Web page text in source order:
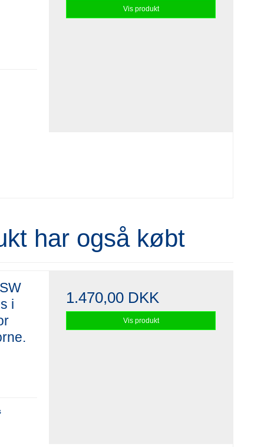
Vis produkt
har også købt
i
1.470,00 DKK
Vis produkt